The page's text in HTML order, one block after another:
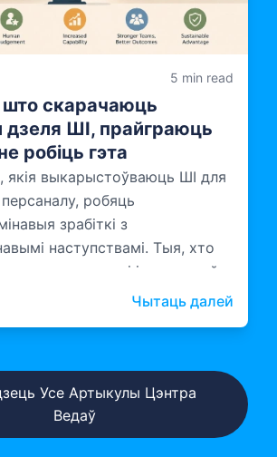
5 min read
што скарачаюць
дзеля ШІ, прайграюць
робіць гэта
якія выкарыстоўваюць ШІ для
робяць
зрабіткі з
наступствамі. Тыя, хто
каманды разам і інвеструе ў
каманды працуюць з ШІ,Чытаць далей
Усе Артыкулы Цэнтра
Ведаў